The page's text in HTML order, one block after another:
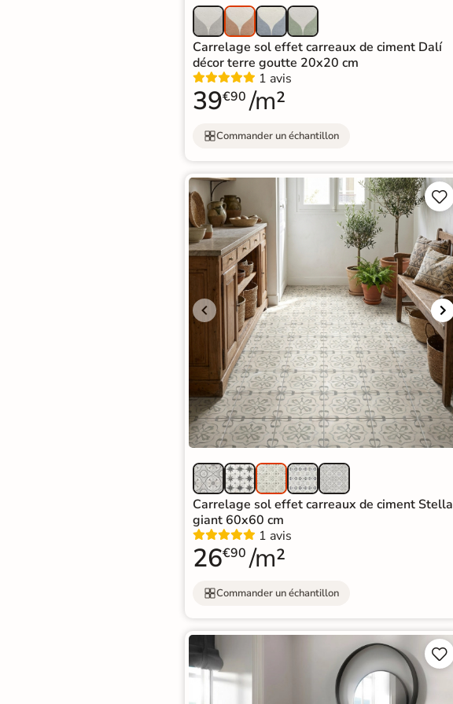
Livraison rapide et soignée
Carrelage sol effet carreaux de ciment Dalí
décor terre goutte 20x20 cm
1 avis
39€90 /m²
Commander un échantillon


Carrelage sol effet carreaux de ciment Stella
giant 60x60 cm
1 avis
26€90 /m²
Commander un échantillon

